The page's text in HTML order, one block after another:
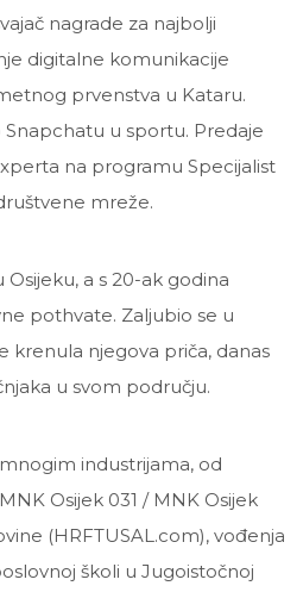
nagrade za najbolji
digitalne komunikacije
prvenstva u Kataru.
u sportu. Predaje
na programu Specijalist
mreže.
a s 20-ak godina
pothvate. Zaljubio se u
krenula njegova priča, danas
u svom području.
industrijama, od
Osijek 031 / MNK Osijek
(HRFTUSAL.com), vođenja
školi u Jugoistočnoj